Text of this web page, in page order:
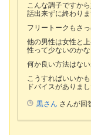
こんな調子ですか
話出来ずに終わりま
フリートークもさっ
他の男性は女性と
性って少ないのかな
何か良い方法はな
こうすればいいか
ドバイスがありま
黒さん さんが回